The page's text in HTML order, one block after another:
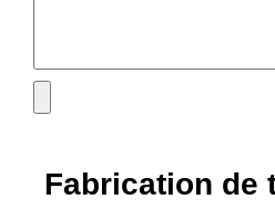
Fabrication de